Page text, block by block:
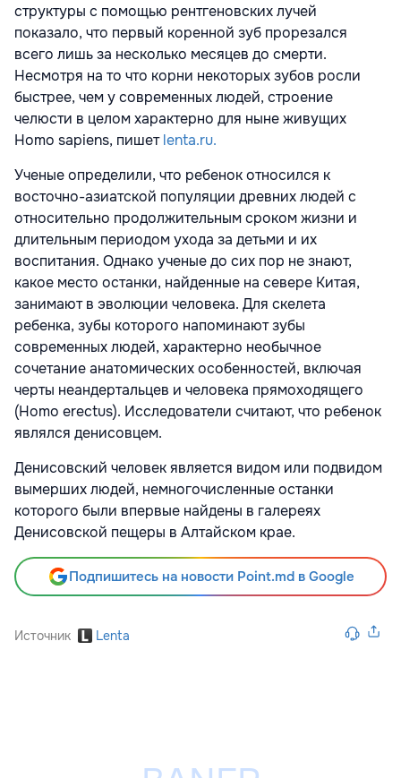
структуры с помощью рентгеновских лучей
показало, что первый коренной зуб прорезался
всего лишь за несколько месяцев до смерти.
Несмотря на то что корни некоторых зубов росли
быстрее, чем у современных людей, строение
челюсти в целом характерно для ныне живущих
Homo sapiens, пишетlenta.ru.
Ученые определили, что ребенок относился к
восточно-азиатской популяции древних людей с
относительно продолжительным сроком жизни и
длительным периодом ухода за детьми и их
воспитания. Однако ученые до сих пор не знают,
какое место останки, найденные на севере Китая,
занимают в эволюции человека. Для скелета
ребенка, зубы которого напоминают зубы
современных людей, характерно необычное
сочетание анатомических особенностей, включая
черты неандертальцев и человека прямоходящего
(Homo erectus). Исследователи считают, что ребенок
являлся денисовцем.
Денисовский человек является видом или подвидом
вымерших людей, немногочисленные останки
которого были впервые найдены в галереях
Денисовской пещеры в Алтайском крае.
Подпишитесь на новости Point.md в Google
Источник Lenta